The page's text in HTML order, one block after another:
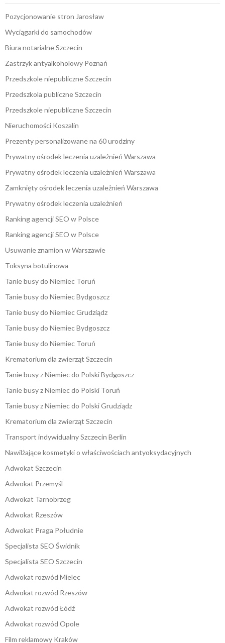
Pozycjonowanie stron Jarosław
Wyciągarki do samochodów
Biura notarialne Szczecin
Zastrzyk antyalkoholowy Poznań
Przedszkole niepubliczne Szczecin
Przedszkola publiczne Szczecin
Przedszkole niepubliczne Szczecin
Nieruchomości Koszalin
Prezenty personalizowane na 60 urodziny
Prywatny ośrodek leczenia uzależnień Warszawa
Prywatny ośrodek leczenia uzależnień Warszawa
Zamknięty ośrodek leczenia uzależnień Warszawa
Prywatny ośrodek leczenia uzależnień
Ranking agencji SEO w Polsce
Ranking agencji SEO w Polsce
Usuwanie znamion w Warszawie
Toksyna botulinowa
Tanie busy do Niemiec Toruń
Tanie busy do Niemiec Bydgoszcz
Tanie busy do Niemiec Grudziądz
Tanie busy do Niemiec Bydgoszcz
Tanie busy do Niemiec Toruń
Krematorium dla zwierząt Szczecin
Tanie busy z Niemiec do Polski Bydgoszcz
Tanie busy z Niemiec do Polski Toruń
Tanie busy z Niemiec do Polski Grudziądz
Krematorium dla zwierząt Szczecin
Transport indywidualny Szczecin Berlin
Nawilżające kosmetyki o właściwościach antyoksydacyjnych
Adwokat Szczecin
Adwokat Przemyśl
Adwokat Tarnobrzeg
Adwokat Rzeszów
Adwokat Praga Południe
Specjalista SEO Świdnik
Specjalista SEO Szczecin
Adwokat rozwód Mielec
Adwokat rozwód Rzeszów
Adwokat rozwód Łódź
Adwokat rozwód Opole
Film reklamowy Kraków